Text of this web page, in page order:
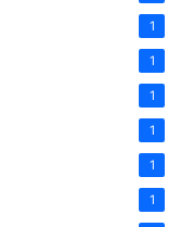
1
1
1
1
1
1